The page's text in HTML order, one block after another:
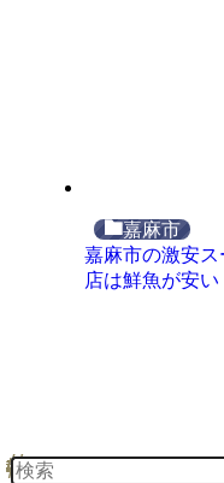
嘉麻市
嘉麻市の激安
店は鮮魚が安い